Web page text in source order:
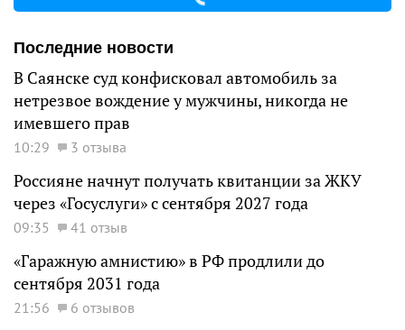
Последние новости
В Саянске суд конфисковал автомобиль за
нетрезвое вождение у мужчины, никогда не
имевшего прав
10:29 3 отзыва
Россияне начнут получать квитанции за ЖКУ
через «Госуслуги» с сентября 2027 года
09:35 41 отзыв
«Гаражную амнистию» в РФ продлили до
сентября 2031 года
21:56 6 отзывов